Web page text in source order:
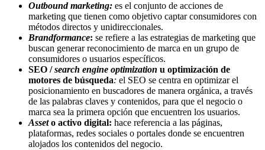
Outbound marketing: es el conjunto de acciones de
marketing que tienen como objetivo captar consumidores con
métodos directos y unidireccionales.
Brandformance: se refiere a las estrategias de marketing que
buscan generar reconocimiento de marca en un grupo de
consumidores o usuarios específicos.
SEO /search engine optimization u optimización de
motores de búsqueda: el SEO se centra en optimizar el
posicionamiento en buscadores de manera orgánica, a través
de las palabras claves y contenidos, para que el negocio o
marca sea la primera opción que encuentren los usuarios.
Asseto activo digital: hace referencia a las páginas,
plataformas, redes sociales o portales donde se encuentren
alojados los contenidos del negocio.